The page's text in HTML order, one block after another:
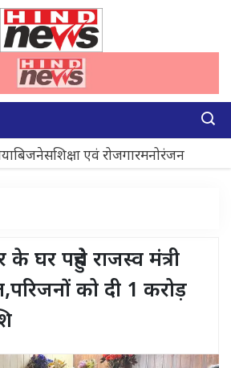
बिजनेसशिक्षा एवं रोजगारमनोरंजन
के घर पहुंचे राजस्व मंत्री
को दी 1 करोड़